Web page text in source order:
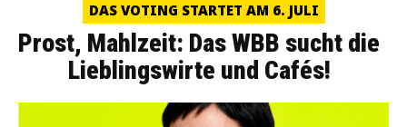
DAS VOTING STARTET AM 6. JULI
Prost, Mahlzeit: Das WBB sucht die
Lieblingswirte und Cafés!